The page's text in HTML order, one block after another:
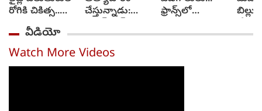
రోగికి చికిత్స..
ఎక్కడ?
చేస్తున్నాడు:
పోలీసులకు బాలిక
ఫిర్యాదు
ఫ్రాన్స్‌లో
రవాణా వ్యవస్థలకు గాంధీ
వీడియో
Watch More Videos